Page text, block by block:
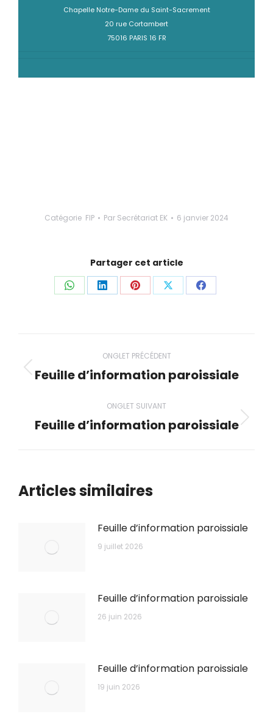
Chapelle Notre-Dame du Saint-Sacrement
20 rue Cortambert
75016 PARIS 16 FR
Catégorie FIP Par Secrétariat EK 6 janvier 2024
Partager cet article
PartagerPartagerPartagerPartagerPartager
Navigation
de
commentaire
ONGLET PRÉCÉDENT
Onglet
Feuille d’information paroissiale
ONGLET SUIVANT
Onglet
Feuille d’information paroissiale
Articles similaires
Feuille d’information paroissiale
9 juillet 2026
Feuille d’information paroissiale
26 juin 2026
Feuille d’information paroissiale
19 juin 2026